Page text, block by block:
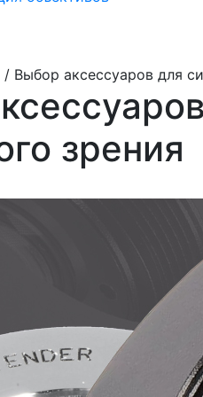
/ Выбор аксессуаров для
зрения